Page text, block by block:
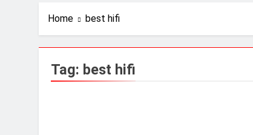
Review
Home best hifi
Tag: best hifi